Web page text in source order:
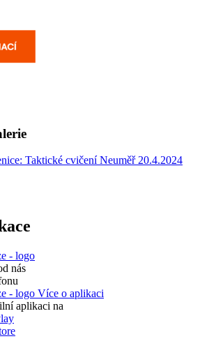
nás
Více o aplikaci
aplikaci na